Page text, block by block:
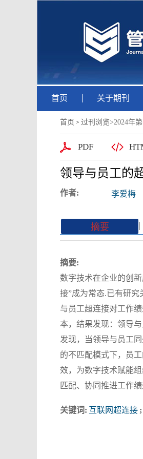
首页 关于期刊
首页 > 过刊浏览>2024年
PDF
领导与员工的
作者: 李爱梅
摘要 ||
摘要:
数字技术在企业的创
接”成为常态.已有研
与员工超连接对工作
本，结果发现：领导
发现，当领导与员工
的不匹配模式下，员
效，为数字技术赋能
匹配、协同推进工作
关键词: 互联网超连接 ;